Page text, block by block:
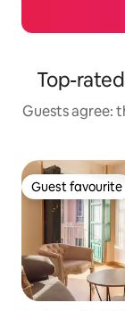
Top-
Guests agree:
Guest favourite
Guest favourite